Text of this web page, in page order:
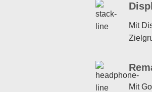
Mit
Mit